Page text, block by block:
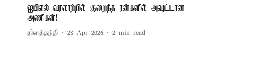
ஐபிஎல் வரலாற்றில் குறைந்த ரன்களில் அவுட்டான
அணிகள்!
தினத்தந்தி 28 Apr 2026 2 min read